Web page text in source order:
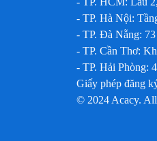
- TP. Hà Nội:
- TP. Đà Nẵng:
- TP. Cần Thơ:
- TP. Hải Phòng:
Giấy phép đăng
© 2024 Acacy. All